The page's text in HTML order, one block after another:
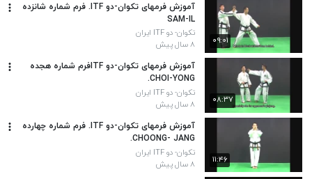
۰۹:۰۱
آموزش فرمهای تکوان-دو ITF. فرم شماره شانزده
SAM-IL
تکوان- دو ITF ایران
۸ سال پیش
۰۸:۳۷
آموزش فرمهای تکوان-دو ITFفرم شماره هجده
CHOI-YONG.
تکوان- دو ITF ایران
۸ سال پیش
۱۱:۴۶
آموزش فرمهای تکوان-دو ITF. فرم شماره چهارده
CHOONG- JANG.
تکوان- دو ITF ایران
۸ سال پیش